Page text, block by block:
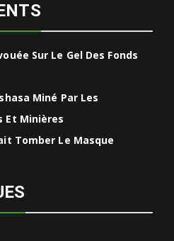
Sur Le Gel Des Fonds
Miné Par Les
Et Minières
Tomber Le Masque